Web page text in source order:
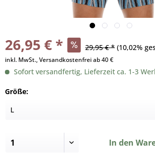
26,95 € * 29,95 € * (10,02%
inkl. MwSt., Versandkostenfrei ab 40 €
Sofort versandfertig, Lieferzeit ca. 1-3
Größe:
In den